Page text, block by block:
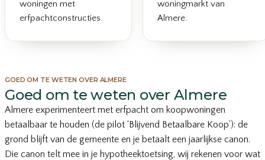
woningen met
erfpachtconstructies.
woningmarkt van
Almere.
GOED OM TE WETEN OVER ALMERE
Goed om te weten over Almere
Almere experimenteert met erfpacht om koopwoningen
betaalbaar te houden (de pilot ‘Blijvend Betaalbare Koop’): de
grond blijft van de gemeente en je betaalt een jaarlijkse canon.
Die canon telt mee in je hypotheektoetsing, wij rekenen voor wat